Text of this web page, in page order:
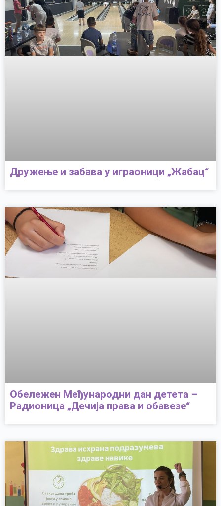
Дружење и забава у играоници „Жабац“
Обележен Међународни дан детета –
Радионица „Дечија права и обавезе“